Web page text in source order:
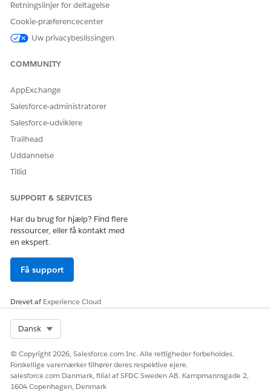
fuldførelsesarbejdsflows.
Retningslinjer for deltagelse
Cookie-præferencecenter
Uw privacybeslissingen
COMMUNITY
AppExchange
Salesforce-administratorer
Salesforce-udviklere
Trailhead
Uddannelse
Tillid
SUPPORT & SERVICES
Har du brug for hjælp? Find flere
ressourcer, eller få kontakt med
en ekspert.
Få support
Drevet afExperience Cloud
Dansk
© Copyright 2026, Salesforce.com Inc. Alle rettigheder forbeholdes.
Forskellige varemærker tilhører deres respektive ejere.
salesforce.com Danmark, filial af SFDC Sweden AB. Kampmannsgade 2,
1604 Copenhagen, Denmark